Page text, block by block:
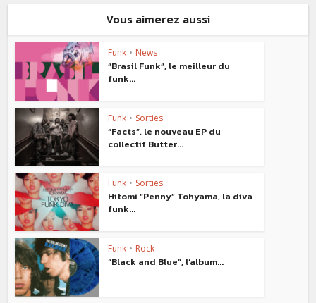
Vous aimerez aussi
Funk • News
“Brasil Funk”, le meilleur du
funk...
Funk • Sorties
“Facts”, le nouveau EP du
collectif Butter...
Funk • Sorties
Hitomi “Penny” Tohyama, la diva
funk...
Funk • Rock
“Black and Blue”, l’album...